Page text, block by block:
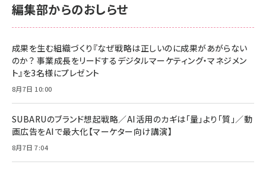
anan(アンアン)2026/06/24号 No.2500増刊
スペシャルエディション[王道エンタメの矜持／
￥1,100
anan(アンアン)2026/07/08号 No.2502[2026
￥880
ママ投資家が育休中に１億貯めた株式投資
NIMASO ガラスフィルム iPhone 17 用 保護フィ
すい ガイド枠付き いPhone17 (6.3インチ) 対応
2枚セット DSP25F1698
￥1,599
￥6,980
全ワイヤレスイヤホン/アクティブノイズキャンセリ
Amazon eギフトカード - Amazonロゴ - クラ
￥5,000
Anker PowerLine III Flow USB-C & USB-C
Pro/Air 各種対応 (1.8m ミッドナイトブラック)
￥1,890
編集部からのおしらせ
成果を生む組織づくり『なぜ戦略は正しいのに成果があがらない
のか？ 事業成長をリードするデジタルマーケティング・マネジメン
ト』を3名様にプレゼント
8月7日 10:00
SUBARUのブランド想起戦略／AI活用のカギは「量」より「質」／動
画広告をAIで最大化【マーケター向け講演】
8月7日 7:04